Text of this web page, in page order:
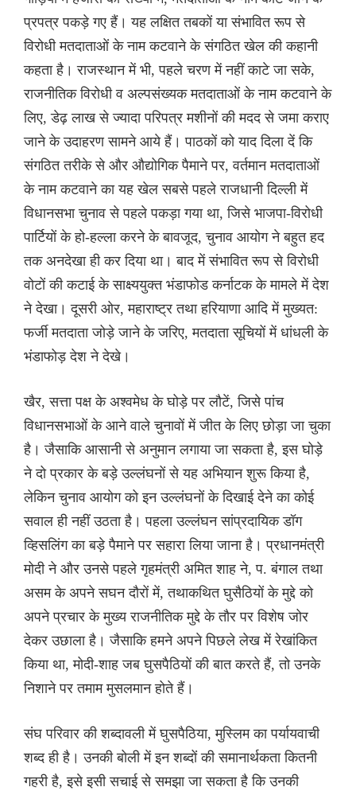
प्रपत्र पकड़े गए हैं। यह लक्षित तबकों या संभावित रूप से
विरोधी मतदाताओं के नाम कटवाने के संगठित खेल की कहानी
कहता है। राजस्थान में भी, पहले चरण में नहीं काटे जा सके,
राजनीतिक विरोधी व अल्पसंख्यक मतदाताओं के नाम कटवाने के
लिए, डेढ़ लाख से ज्यादा परिपत्र मशीनों की मदद से जमा कराए
जाने के उदाहरण सामने आये हैं। पाठकों को याद दिला दें कि
संगठित तरीके से और औद्योगिक पैमाने पर, वर्तमान मतदाताओं
के नाम कटवाने का यह खेल सबसे पहले राजधानी दिल्ली में
विधानसभा चुनाव से पहले पकड़ा गया था, जिसे भाजपा-विरोधी
पार्टियों के हो-हल्ला करने के बावजूद, चुनाव आयोग ने बहुत हद
तक अनदेखा ही कर दिया था। बाद में संभावित रूप से विरोधी
वोटों की कटाई के साक्ष्ययुक्त भंडाफोड कर्नाटक के मामले में देश
ने देखा। दूसरी ओर, महाराष्ट्र तथा हरियाणा आदि में मुख्यत:
फर्जी मतदाता जोड़े जाने के जरिए, मतदाता सूचियों में धांधली के
भंडाफोड़ देश ने देखे।
खैर, सत्ता पक्ष के अश्वमेध के घोड़े पर लौटें, जिसे पांच
विधानसभाओं के आने वाले चुनावों में जीत के लिए छोड़ा जा चुका
है। जैसाकि आसानी से अनुमान लगाया जा सकता है, इस घोड़े
ने दो प्रकार के बड़े उल्लंघनों से यह अभियान शुरू किया है,
लेकिन चुनाव आयोग को इन उल्लंघनों के दिखाई देने का कोई
सवाल ही नहीं उठता है। पहला उल्लंघन सांप्रदायिक डॉग
व्हिसलिंग का बड़े पैमाने पर सहारा लिया जाना है। प्रधानमंत्री
मोदी ने और उनसे पहले गृहमंत्री अमित शाह ने, प. बंगाल तथा
असम के अपने सघन दौरों में, तथाकथित घुसैठियों के मुद्दे को
अपने प्रचार के मुख्य राजनीतिक मुद्दे के तौर पर विशेष जोर
देकर उछाला है। जैसाकि हमने अपने पिछले लेख में रेखांकित
किया था, मोदी-शाह जब घुसपैठियों की बात करते हैं, तो उनके
निशाने पर तमाम मुसलमान होते हैं।
संघ परिवार की शब्दावली में घुसपैठिया, मुस्लिम का पर्यायवाची
शब्द ही है। उनकी बोली में इन शब्दों की समानार्थकता कितनी
गहरी है, इसे इसी सचाई से समझा जा सकता है कि उनकी